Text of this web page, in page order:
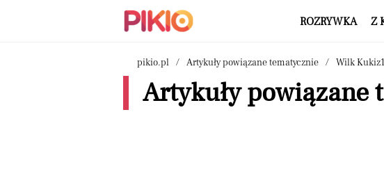
ROZRYWKA Z
pikio.pl Artykuły powiązane tematycznie Wilk
Artykuły powiązane